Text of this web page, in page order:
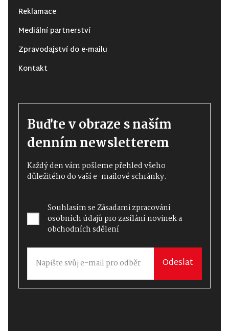
Reklamace
Mediální partnerství
Zpravodajství do e-mailu
Kontakt
Buďte v obraze s naším
denním newsletterem
Každý den vám pošleme přehled všeho
důležitého do vaší e-mailové schránky.
Souhlasím seZásadami zpracování
osobních údajůpro zasílání novinek a
obchodních sdělení
Odeslat